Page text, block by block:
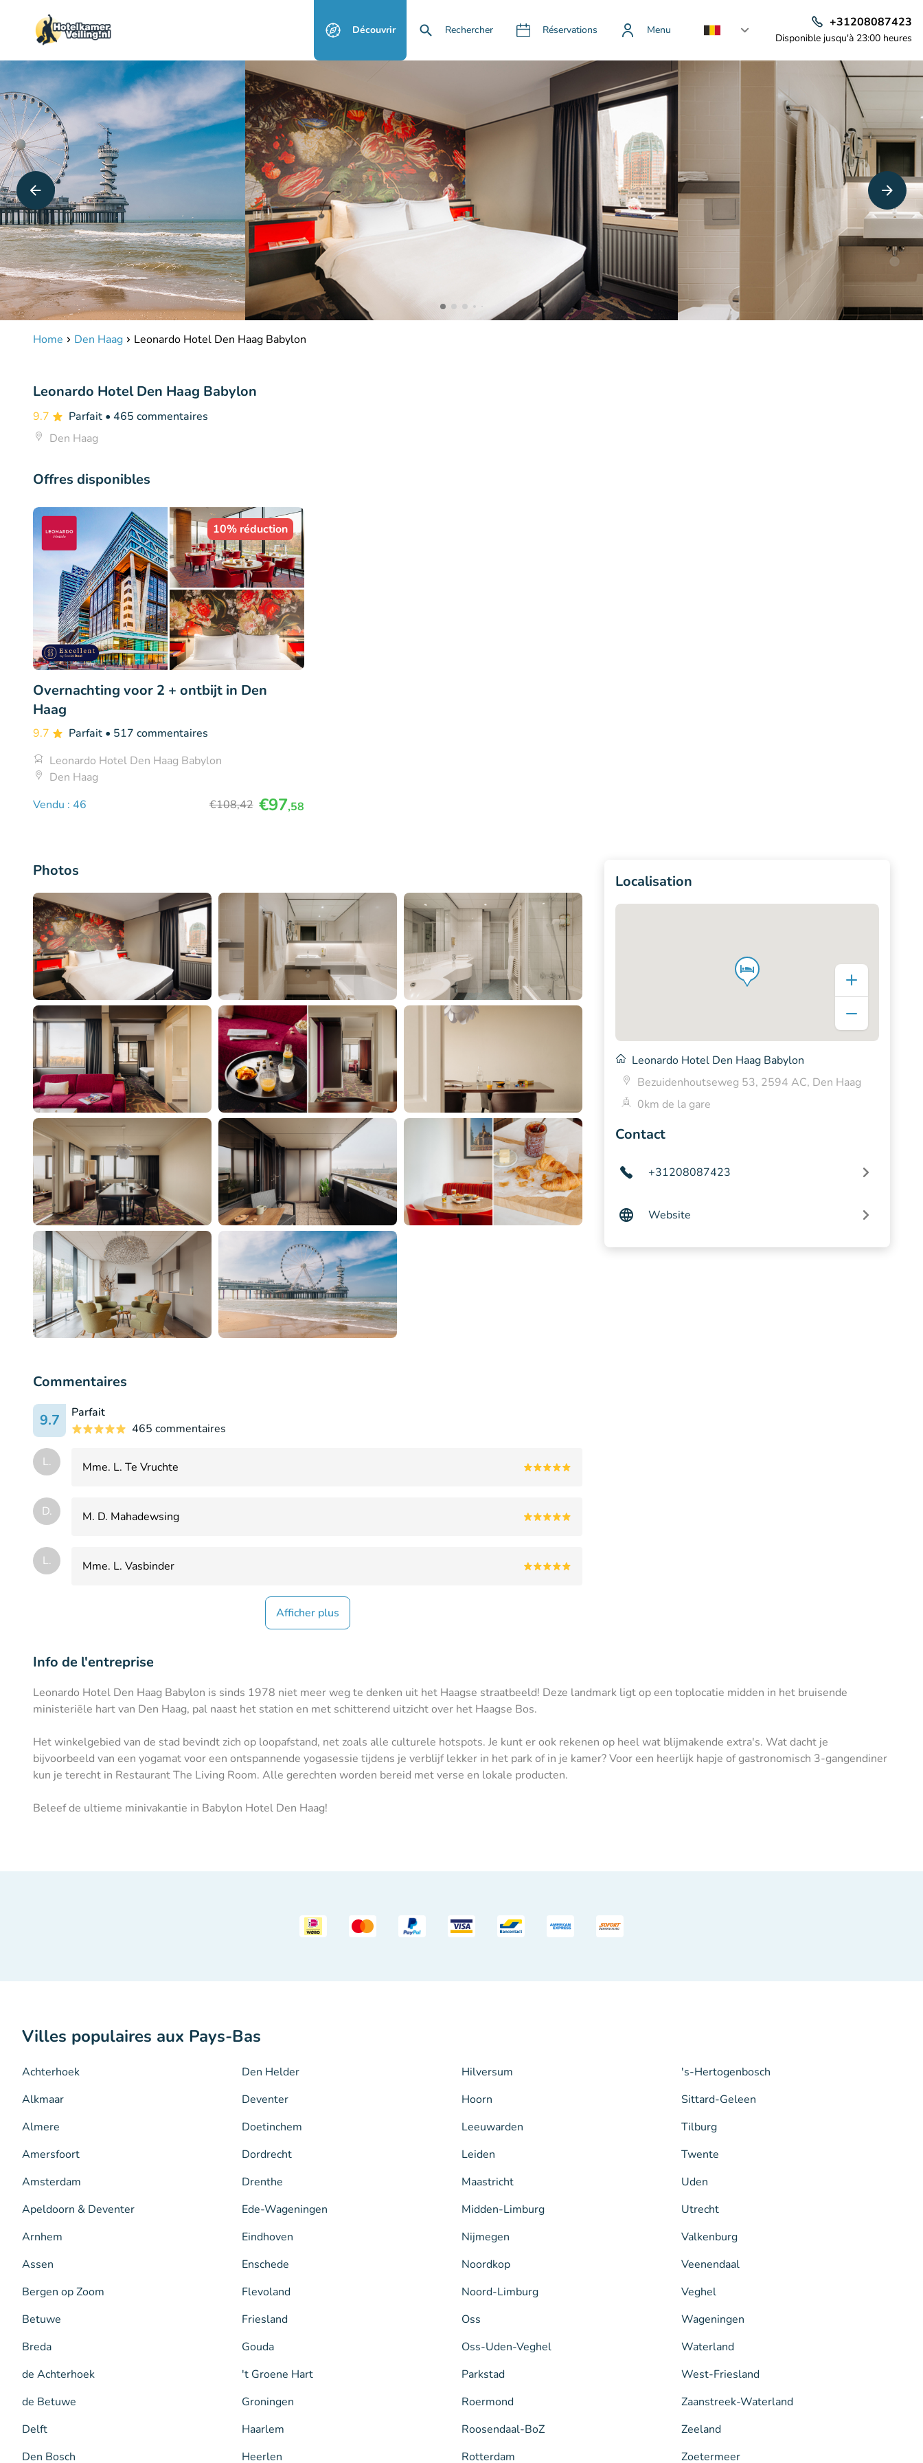
Découvrir Rechercher Réservations Menu
+31208087423
Disponible jusqu'à 23:00 heures
Home Den Haag Leonardo Hotel Den Haag Babylon
Leonardo Hotel Den Haag Babylon
9.7 Parfait • 465 commentaires
Den Haag
Offres disponibles
10% réduction
Overnachting voor 2 + ontbijt in Den
Haag
9.7 Parfait • 517 commentaires
Leonardo Hotel Den Haag Babylon
Den Haag
Vendu : 46
€108,42 €97,58
Photos
Commentaires
9.7
Parfait
465 commentaires
L. Mme. L. Te Vruchte
D. M. D. Mahadewsing
L. Mme. L. Vasbinder
Afficher plus
Localisation
Leonardo Hotel Den Haag Babylon
Bezuidenhoutseweg 53, 2594 AC, Den Haag
0km de la gare
Contact
+31208087423
Website
Info de l'entreprise
Leonardo Hotel Den Haag Babylon is sinds 1978 niet meer weg te denken uit het Haagse straatbeeld! Deze landmark ligt op een toplocatie midden in het bruisende
ministeriële hart van Den Haag, pal naast het station en met schitterend uitzicht over het Haagse Bos.
Het winkelgebied van de stad bevindt zich op loopafstand, net zoals alle culturele hotspots. Je kunt er ook rekenen op heel wat blijmakende extra's. Wat dacht je
bijvoorbeeld van een yogamat voor een ontspannende yogasessie tijdens je verblijf lekker in het park of in je kamer? Voor een heerlijk hapje of gastronomisch 3-gangendiner
kun je terecht in Restaurant The Living Room. Alle gerechten worden bereid met verse en lokale producten.
Beleef de ultieme minivakantie in Babylon Hotel Den Haag!
Villes populaires aux Pays-Bas
Achterhoek
Alkmaar
Almere
Amersfoort
Amsterdam
Apeldoorn & Deventer
Arnhem
Assen
Bergen op Zoom
Betuwe
Breda
de Achterhoek
de Betuwe
Delft
Den Bosch
Den Helder
Deventer
Doetinchem
Dordrecht
Drenthe
Ede-Wageningen
Eindhoven
Enschede
Flevoland
Friesland
Gouda
't Groene Hart
Groningen
Haarlem
Heerlen
Hilversum
Hoorn
Leeuwarden
Leiden
Maastricht
Midden-Limburg
Nijmegen
Noordkop
Noord-Limburg
Oss
Oss-Uden-Veghel
Parkstad
Roermond
Roosendaal-BoZ
Rotterdam
's-Hertogenbosch
Sittard-Geleen
Tilburg
Twente
Uden
Utrecht
Valkenburg
Veenendaal
Veghel
Wageningen
Waterland
West-Friesland
Zaanstreek-Waterland
Zeeland
Zoetermeer